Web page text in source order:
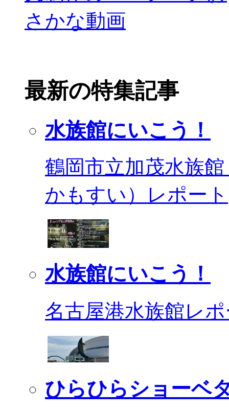
最新の特集記事
水族館にいこう！
鶴岡市立加茂水族
かもすい）レポート
水族館にいこう！
名古屋港水族館レ
ひらひらショーベ